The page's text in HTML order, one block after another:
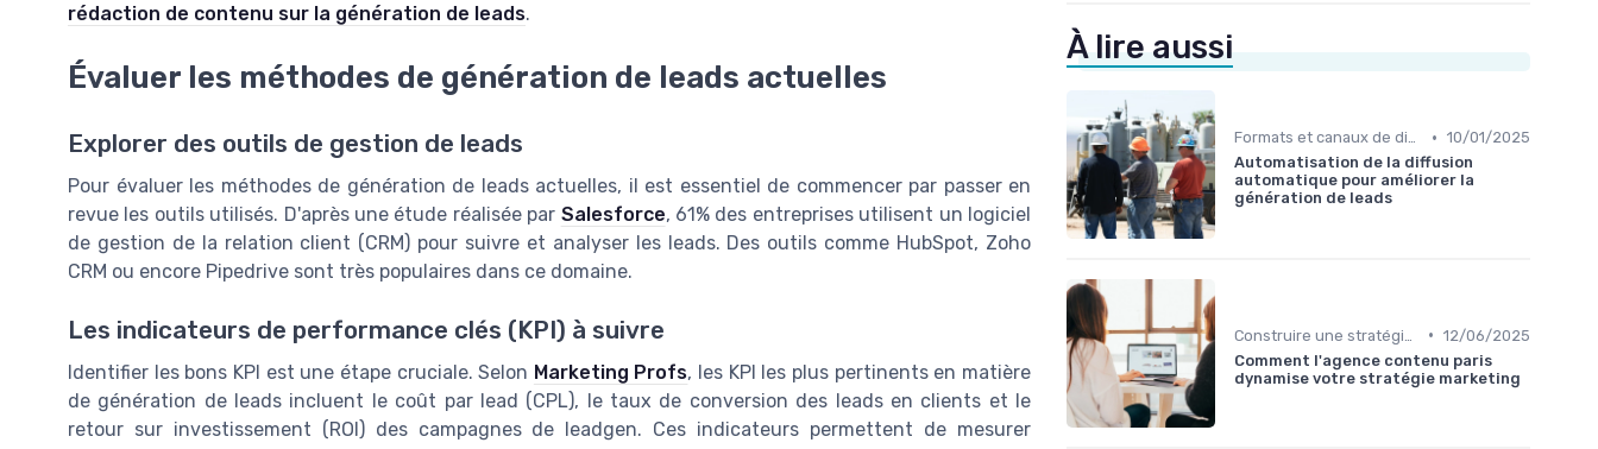
rédaction de contenu sur la génération de leads.
Évaluer les méthodes de génération de leads actuelles
Explorer des outils de gestion de leads
Pour évaluer les méthodes de génération de leads actuelles, il est essentiel de commencer par passer en
revue les outils utilisés. D'après une étude réalisée par Salesforce, 61% des entreprises utilisent un logiciel
de gestion de la relation client (CRM) pour suivre et analyser les leads. Des outils comme HubSpot, Zoho
CRM ou encore Pipedrive sont très populaires dans ce domaine.
Les indicateurs de performance clés (KPI) à suivre
Identifier les bons KPI est une étape cruciale. Selon Marketing Profs, les KPI les plus pertinents en matière
de génération de leads incluent le coût par lead (CPL), le taux de conversion des leads en clients et le
retour sur investissement (ROI) des campagnes de leadgen. Ces indicateurs permettent de mesurer
À lire aussi
Formats et canaux de diffusion • 10/01/2025
Automatisation de la diffusion
automatique pour améliorer la
génération de leads
• 12/06/2025
Comment l'agence contenu paris
dynamise votre stratégie marketing